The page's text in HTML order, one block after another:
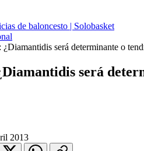
de baloncesto | Solobasket
¿Diamantidis será determinante o
será
2013